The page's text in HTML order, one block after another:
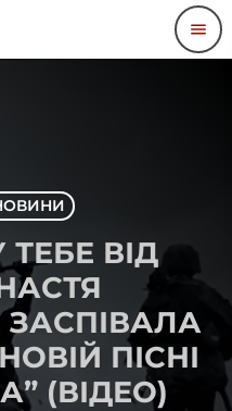
menu
ВІД
ПІСНІ
(ВІДЕО)